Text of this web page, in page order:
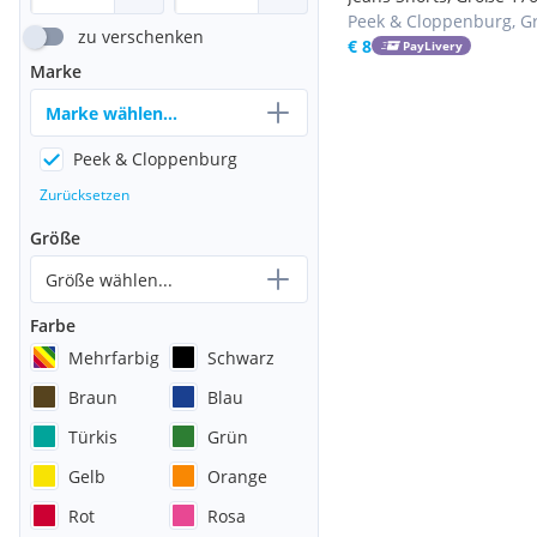
zu verschenken
Marke
Marke wählen...
Peek & Cloppenburg
Zurücksetzen
Größe
Größe wählen...
Farbe
Mehrfarbig
Schwarz
Braun
Blau
Türkis
Grün
Gelb
Orange
Rot
Rosa
Peek & Cloppenburg,
176
€ 8 PayLivery